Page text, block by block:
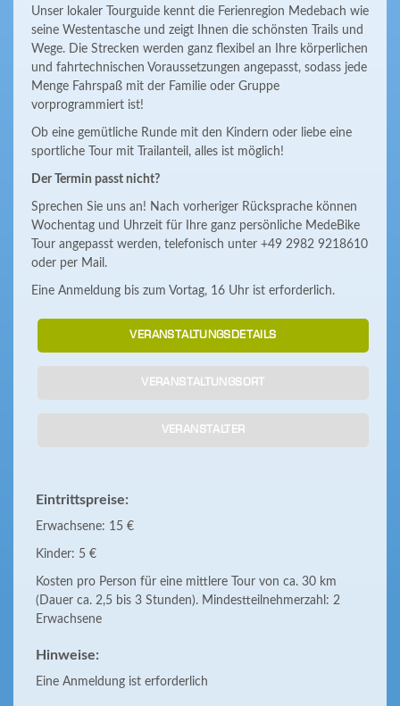
Unser lokaler Tourguide kennt die Ferienregion Medebach wie
seine Westentasche und zeigt Ihnen die schönsten Trails und
Wege. Die Strecken werden ganz flexibel an Ihre körperlichen
und fahrtechnischen Voraussetzungen angepasst, sodass jede
Menge Fahrspaß mit der Familie oder Gruppe
vorprogrammiert ist!
Ob eine gemütliche Runde mit den Kindern oder liebe eine
sportliche Tour mit Trailanteil, alles ist möglich!
Der Termin passt nicht?
Sprechen Sie uns an! Nach vorheriger Rücksprache können
Wochentag und Uhrzeit für Ihre ganz persönliche MedeBike
Tour angepasst werden, telefonisch unter +49 2982 9218610
oder per Mail.
Eine Anmeldung bis zum Vortag, 16 Uhr ist erforderlich.
VERANSTALTUNGSDETAILS
VERANSTALTUNGSORT
VERANSTALTER
Eintrittspreise:
Erwachsene: 15 €
Kinder: 5 €
Kosten pro Person für eine mittlere Tour von ca. 30 km
(Dauer ca. 2,5 bis 3 Stunden). Mindestteilnehmerzahl: 2
Erwachsene
Hinweise:
Eine Anmeldung ist erforderlich